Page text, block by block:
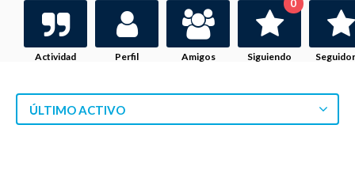
Actividad Perfil Amigos Siguiendo
0
ÚLTIMO ACTIVO